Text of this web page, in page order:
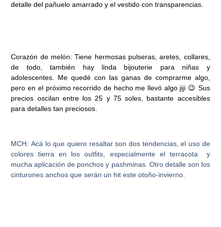
detalle del pañuelo amarrado y el vestido con transparencias.
Corazón de melón: Tiene hermosas pulseras, aretes, collares,
de todo, también hay linda bijouterie para niñas y
adolescentes. Me quedé con las ganas de comprarme algo,
pero en el próximo recorrido de hecho me llevó algo jiji 😉 Sus
precios oscilan entre los 25 y 75 soles, bastante accesibles
para detalles tan preciosos.
MCH:Acá lo que quiero resaltar son dos tendencias, el uso de
colores tierra en los outfits, especialmente el terracota y
mucha aplicación de ponchos y pashminas. Otro detalle son los
cinturones anchos que serán un hit este otoño-invierno.